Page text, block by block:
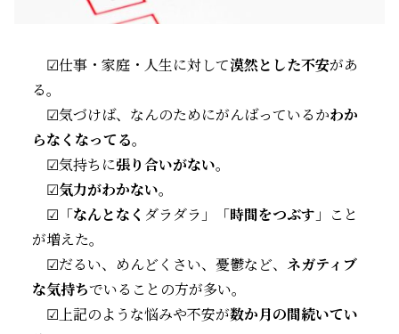
☑仕事・家庭・人生に対して漠然とした不安があ
る。
☑気づけば、なんのためにがんばっているかわか
らなくなってる。
☑気持ちに張り合いがない。
☑気力がわかない。
☑「なんとなく ダラダラ」「時間をつぶす 」こと
が増えた。
☑だるい、めんどくさい、憂鬱など、 ネガティブ
な気持ちでいることの方が多い。
☑上記のような悩みや不安が数か月の間続いてい